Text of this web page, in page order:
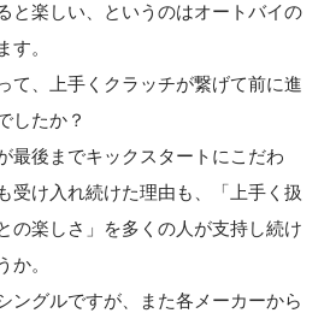
と楽しい、というのはオートバイの
す。
て、上手くクラッチが繋げて前に進
したか？
最後までキックスタートにこだわ
受け入れ続けた理由も、「上手く扱
の楽しさ」を多くの人が支持し続け
か。
ングルですが、また各メーカーから